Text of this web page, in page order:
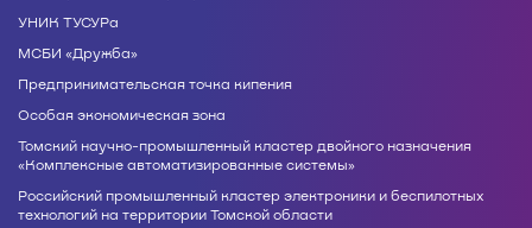
УНИК ТУСУРа
МСБИ «Дружба»
Предпринимательская точка кипения
Особая экономическая зона
Томский научно-промышленный кластер двойного назначения
«Комплексные автоматизированные системы»
Российский промышленный кластер электроники и беспилотных
технологий на территории Томской области